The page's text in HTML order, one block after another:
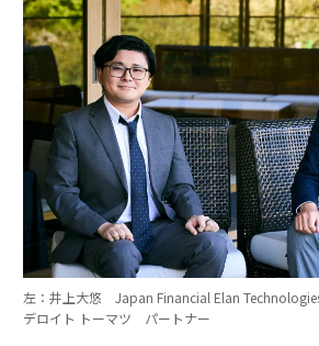
左：井上大悠 Japan Financial Elan
デロイト トーマツ パートナー